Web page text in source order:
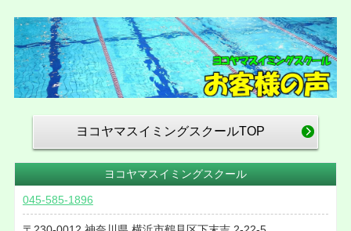
ヨコヤマスイミングスクールTOP
ヨコヤマスイミングスクール
045-585-1896